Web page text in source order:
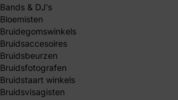
Bands & DJ's
Bloemisten
Bruidegomswinkels
Bruidsaccesoires
Bruidsbeurzen
Bruidsfotografen
Bruidstaart winkels
Bruidsvisagisten